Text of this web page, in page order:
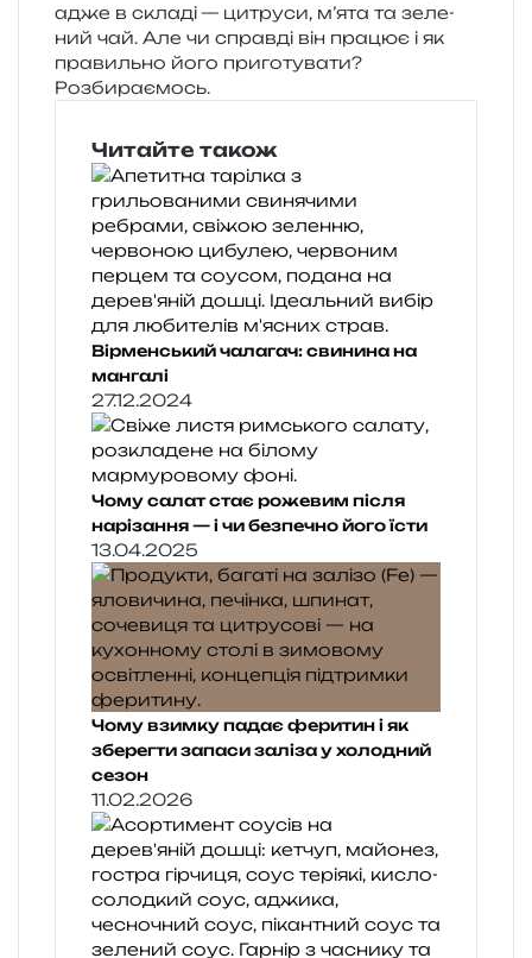
адже в скла­ді — цитру­си, м’ята та зеле­
ний чай. Але чи справ­ді він пра­цює і як
пра­виль­но його при­го­ту­ва­ти?
Розбираємось.
Читайте також
Вірменський чалагач: свинина на
мангалі
27.12.2024
Чому салат стає рожевим після
нарізання — і чи безпечно його їсти
13.04.2025
Чому взимку падає феритин і як
зберегти запаси заліза у холодний
сезон
11.02.2026